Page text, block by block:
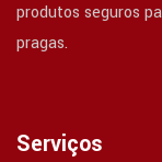
produtos seguros
pragas.
Serviços